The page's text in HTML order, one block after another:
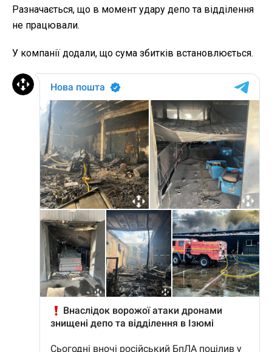
Pазначається, що в момент удару депо та відділення
не працювали.
У компанії додали, що сума збитків встановлюється.